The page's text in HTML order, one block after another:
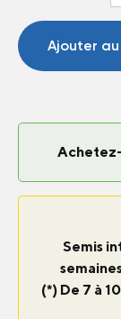
Ajouter
Semis
(*) De 7 à